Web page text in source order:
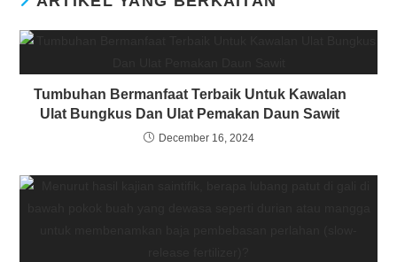
Tumbuhan Bermanfaat Terbaik Untuk Kawalan
Ulat Bungkus Dan Ulat Pemakan Daun Sawit
December 16, 2024